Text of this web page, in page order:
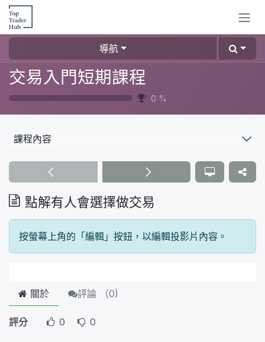
跳至內容
導航
交易入門短期課程
0 %
課程內容
點解有人會選擇做交易
按螢幕上角的「編輯」按鈕，以編輯投影片內容。
關於 評論 （0)
評分 0 0